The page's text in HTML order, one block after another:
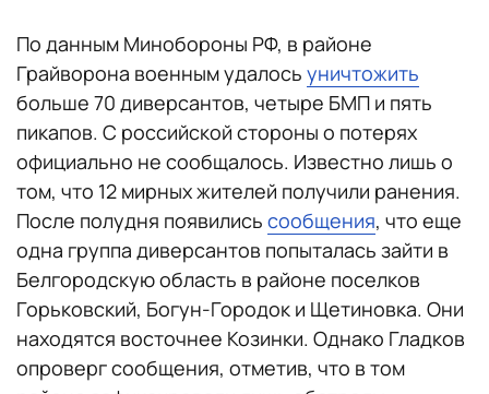
По данным Минобороны РФ, в районе
Грайворона военным удалось уничтожить
больше 70 диверсантов, четыре БМП и пять
пикапов. С российской стороны о потерях
официально не сообщалось. Известно лишь о
том, что 12 мирных жителей получили ранения.
После полудня появились сообщения, что еще
одна группа диверсантов попыталась зайти в
Белгородскую область в районе поселков
Горьковский, Богун-Городок и Щетиновка. Они
находятся восточнее Козинки. Однако Гладков
опроверг сообщения, отметив, что в том